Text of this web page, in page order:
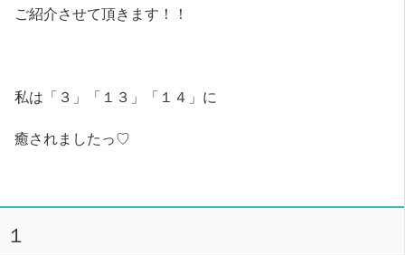
ご紹介させて頂きます！！
私は「３」「１３」「１４」に
癒されましたっ♡
１